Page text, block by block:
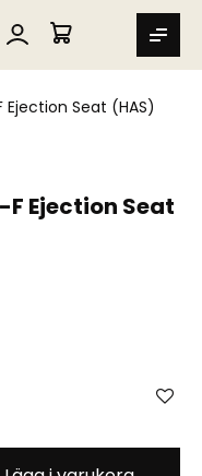
MIN VARUKORG
Ejection Seat (HAS)
F Ejection Seat